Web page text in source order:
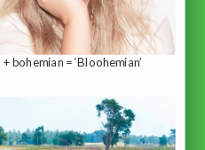
bohemian = ‘Bloohemian’